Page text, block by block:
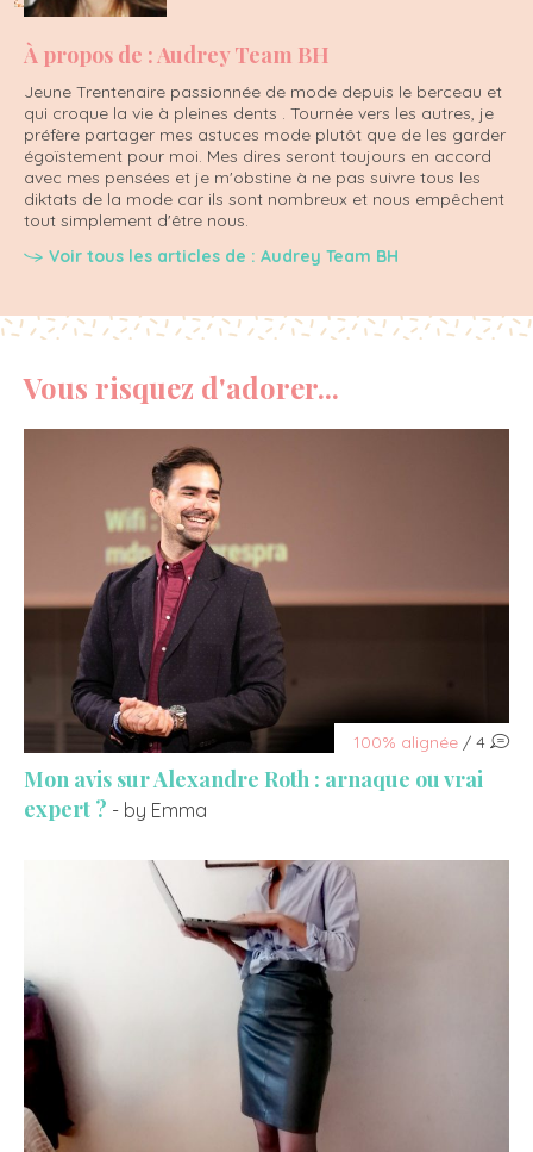
À propos de : Audrey Team BH
Jeune Trentenaire passionnée de mode depuis le berceau et
qui croque la vie à pleines dents . Tournée vers les autres, je
préfère partager mes astuces mode plutôt que de les garder
égoïstement pour moi. Mes dires seront toujours en accord
avec mes pensées et je m'obstine à ne pas suivre tous les
diktats de la mode car ils sont nombreux et nous empêchent
tout simplement d'être nous.
Voir tous les articles de : Audrey Team BH
Vous risquez d'adorer...
100% alignée / 4
Mon avis sur Alexandre Roth : arnaque ou vrai
expert ? - by Emma